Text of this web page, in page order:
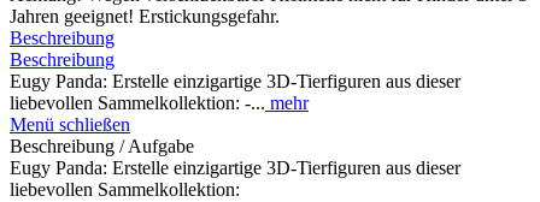
Jahren geeignet! Erstickungsgefahr.
Beschreibung
Beschreibung
Eugy Panda: Erstelle einzigartige 3D-Tierfiguren aus dieser
liebevollen Sammelkollektion: -... mehr
Menü schließen
Beschreibung / Aufgabe
Eugy Panda: Erstelle einzigartige 3D-Tierfiguren aus dieser
liebevollen Sammelkollektion: